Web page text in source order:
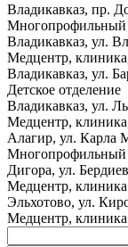
Владикавказ, пр.
Многопрофильный
Владикавказ, ул.
Медцентр,
Владикавказ, ул.
Детское отделение
Владикавказ, ул.
Медцентр,
Алагир, ул. Карла
Многопрофильный
Дигора, ул.
Медцентр, клиника
Эльхотово, ул.
Медцентр, клиника